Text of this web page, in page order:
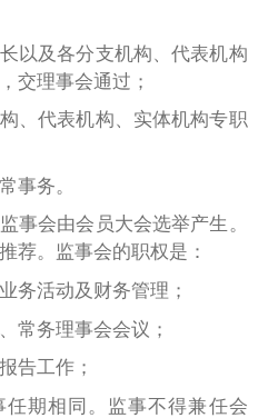
以及各分支机构、代表机构
交理事会通过；
、代表机构、实体机构专职
事务。
事会由会员大会选举产生。
荐。监事会的职权是：
务活动及财务管理；
常务理事会会议；
告工作；
任期相同。监事不得兼任会